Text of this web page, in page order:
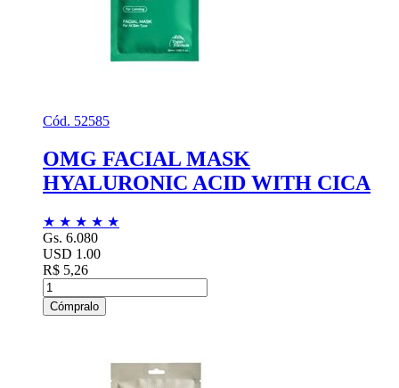
Cód. 52585
OMG FACIAL MASK
HYALURONIC ACID WITH CICA
★ ★ ★ ★ ★
Gs. 6.080
USD 1.00
R$ 5,26
Cómpralo